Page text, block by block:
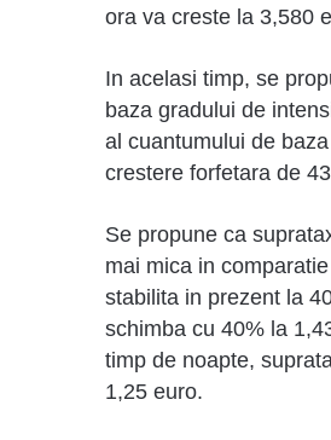
ora va creste la 3,580
In acelasi timp, se
baza gradului de
al cuantumului de
crestere forfetara de
Se propune ca
mai mica in
stabilita in prezent la
schimba cu 40% la
timp de noapte,
1,25 euro.